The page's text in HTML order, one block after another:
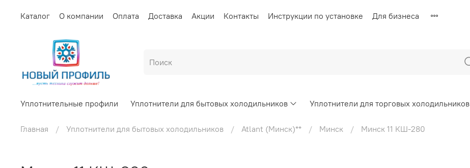
Каталог О компании Оплата Доставка Акции Контакты Инструкции по установке Для бизнеса
Уплотнительные профили Уплотнители для бытовых холодильников Уплотнители для торговых холодильников
Главная Уплотнители для бытовых холодильников Atlant (Минск)** Минск Минск 11 КШ-280